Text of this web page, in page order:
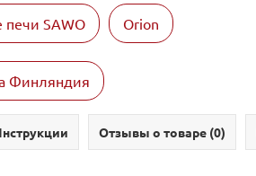
печи SAWO Orion
Финляндия
Отзывы о товаре (0)